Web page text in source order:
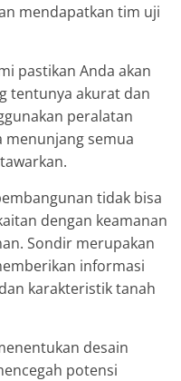
mendapatkan tim uji
pastikan Anda akan
tentunya akurat dan
peralatan
semua
tidak bisa
dengan keamanan
Sondir merupakan
informasi
karakteristik tanah
desain
potensi